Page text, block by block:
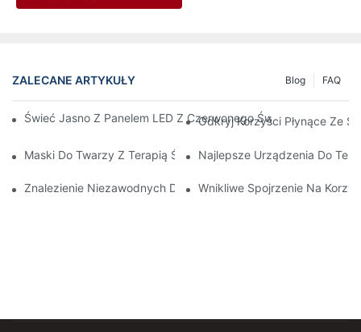
ZALECANE ARTYKUŁY FAQ
Blog
Świeć Jasno Z Panelem LED Z Czerwonego Światła: Klucz Do
Odkryj Korzyści Płynące Ze
Maski Do Twarzy Z Terapią Światłem Czerwonym:
Najlepsze Urządzenia Do
Znalezienie Niezawodnych Dostawców Terapii Światłem
Wnikliwe Spojrzenie Na